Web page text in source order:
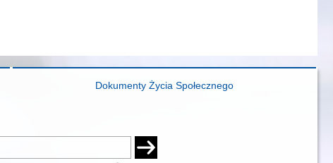
Dokumenty Życia Społecznego